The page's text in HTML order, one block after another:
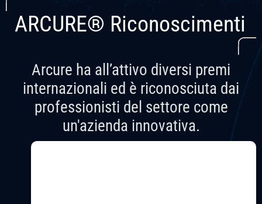
ARCURE® Riconoscimenti
Arcure ha all’attivo diversi premi
internazionali ed è riconosciuta dai
professionisti del settore come
un'azienda innovativa.